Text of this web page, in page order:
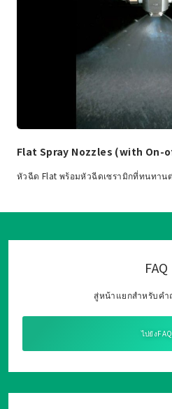
Flat Spray Nozzles (with On-
หัวฉีด Flat พร้อมหัวฉีดเซรามิกที่ทนทาน
FAQ
สู่หน้าแยกสำหรับค
ไปยังFAQ